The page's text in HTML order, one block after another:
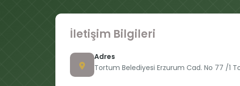
İletişim Bilgileri
Adres
Tortum Belediyesi Erzurum Cad. No 77 /1